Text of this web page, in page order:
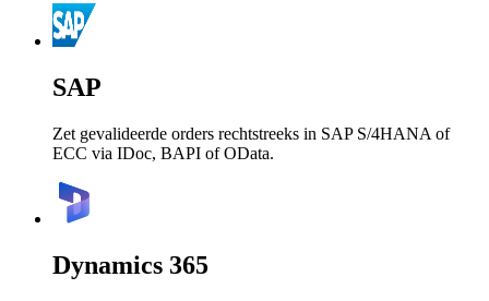
SAP
Zet gevalideerde orders rechtstreeks in SAP S/4HANA of
ECC via IDoc, BAPI of OData.
Dynamics 365